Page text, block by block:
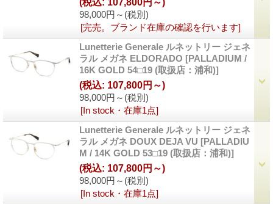
98,000円～ (税別)
[完売。ブランド在庫の確認を行います]
Lunetterie Generale ルネットリー ジェネ
ラル メガネ ELDORADO [PALLADIUM /
16K GOLD 54□19 (取扱店：浦和)]
98,000円～ (税別)
(税込: 107,800円～)
[In stock・在庫1点]
Lunetterie Generale ルネットリー ジェネ
ラル メガネ DOUX DEJA VU [PALLADIU
M / 14K GOLD 53□19 (取扱店：浦和)]
98,000円～ (税別)
(税込: 107,800円～)
[In stock・在庫1点]